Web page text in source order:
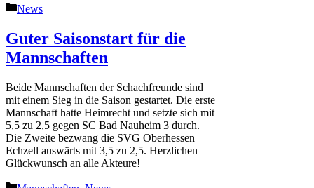
Kategorien
News
Guter Saisonstart für die
Mannschaften
Beide Mannschaften der Schachfreunde sind
mit einem Sieg in die Saison gestartet. Die erste
Mannschaft hatte Heimrecht und setzte sich mit
5,5 zu 2,5 gegen SC Bad Nauheim 3 durch.
Die Zweite bezwang die SVG Oberhessen
Echzell auswärts mit 3,5 zu 2,5. Herzlichen
Glückwunsch an alle Akteure!